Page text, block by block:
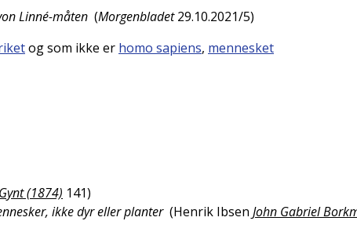
Linné-måten (Morgenbladet 29.10.2021/5)
og som ikke er homo sapiens, mennesket
(1874) 141)
ikke dyr eller planter (Henrik Ibsen John Gabriel